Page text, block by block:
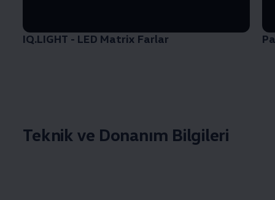
IQ.LIGHT - LED Matrix Farlar
Teknik ve Donanım Bilgileri